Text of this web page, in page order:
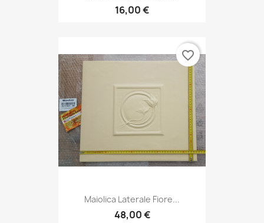
16,00 €
Maiolica Laterale Fiore...
48,00 €
favorite_border